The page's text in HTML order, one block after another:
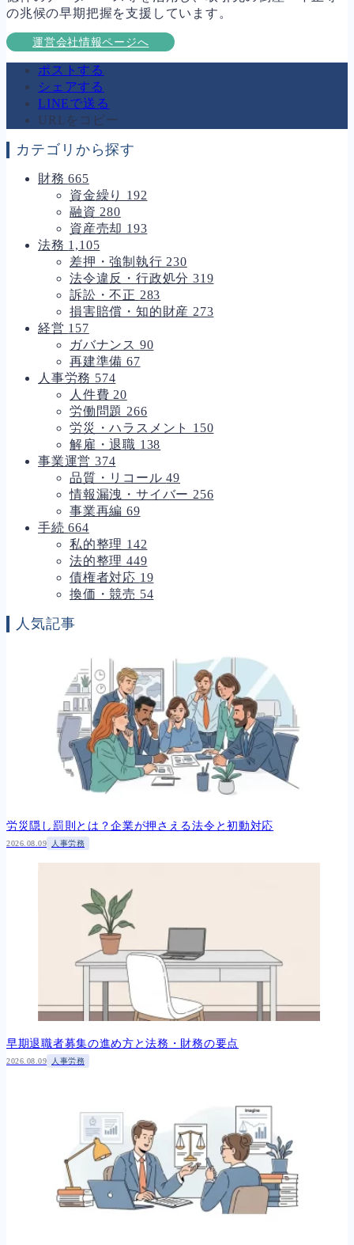
の兆候の早期把握を支援しています。
運営会社情報ページへ
ポストする
シェアする
LINEで送る
URLをコピー
カテゴリから探す
財務665
資金繰り 192
融資 280
資産売却 193
法務 1,105
差押・強制執行 230
法令違反・行政処分319
訴訟・不正 283
損害賠償・知的財産 273
経営 157
ガバナンス 90
再建準備 67
人事労務 574
人件費 20
労働問題 266
労災・ハラスメント 150
解雇・退職 138
事業運営 374
品質・リコール49
情報漏洩・サイバー 256
事業再編 69
手続664
私的整理 142
法的整理 449
債権者対応 19
換価・競売 54
人気記事
労災隠し罰則とは？企業が押さえる法令と初動対応
2026.08.09 人事労務
早期退職者募集の進め方と法務・財務の要点
2026.08.09 人事労務